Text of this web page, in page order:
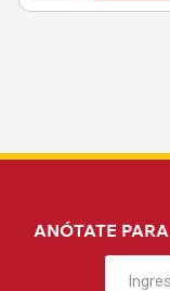
ANÓTATE